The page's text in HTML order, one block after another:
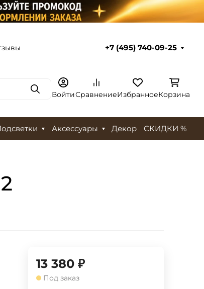
+7 (495) 740-09-25
ПоискВойтиСравнениеИзбранноеКорзина
Аксессуары Декор СКИДКИ %
13 380 ₽
Под заказ